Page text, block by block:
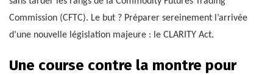
Commission (CFTC). Le but ? Préparer sereinement l’arrivée
d’une nouvelle législation majeure : le CLARITY Act.
Une course contre la montre pour